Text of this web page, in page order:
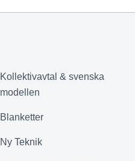
Kollektivavtal & svenska
modellen
Blanketter
Ny Teknik